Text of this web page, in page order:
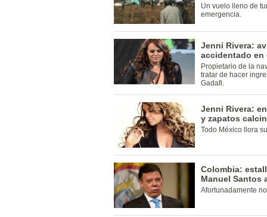
Un vuelo lleno de
emergencia.
Jenni Rivera:
accidentado en
Propietario de la
tratar de hacer
Gadafi.
Jenni Rivera:
y zapatos
Todo México llora
Colombia:
Manuel Santos
Afortunadamente